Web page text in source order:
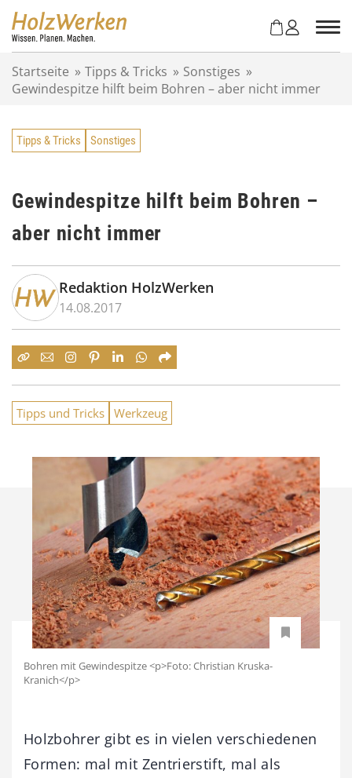
Startseite » Tipps & Tricks » Sonstiges »
Gewindespitze hilft beim Bohren – aber nicht immer
Tipps & Tricks Sonstiges
Gewindespitze hilft beim Bohren –
aber nicht immer
Redaktion HolzWerken
14.08.2017
Tipps und Tricks Werkzeug
Bohren mit Gewindespitze <p>Foto: Christian Kruska-
Kranich</p>
Holzbohrer gibt es in vielen verschiedenen
Formen: mal mit Zentrierstift, mal als